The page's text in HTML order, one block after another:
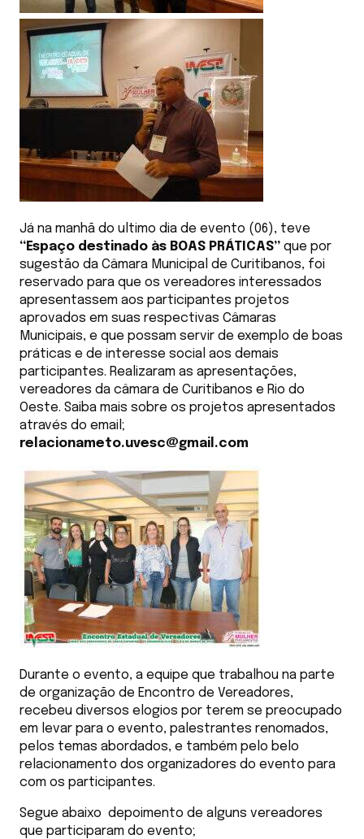
Já na manhã do ultimo dia de evento (06), teve
“Espaço destinado às BOAS PRÁTICAS” que por
sugestão da Câmara Municipal de Curitibanos, foi
reservado para que os vereadores interessados
apresentassem aos participantes projetos
aprovados em suas respectivas Câmaras
Municipais, e que possam servir de exemplo de boas
práticas e de interesse social aos demais
participantes. Realizaram as apresentações,
vereadores da câmara de Curitibanos e Rio do
Oeste. Saiba mais sobre os projetos apresentados
através do email;
relacionameto.uvesc@gmail.com
Durante o evento, a equipe que trabalhou na parte
de organização de Encontro de Vereadores,
recebeu diversos elogios por terem se preocupado
em levar para o evento, palestrantes renomados,
pelos temas abordados, e também pelo belo
relacionamento dos organizadores do evento para
com os participantes.
Segue abaixo depoimento de alguns vereadores
que participaram do evento;